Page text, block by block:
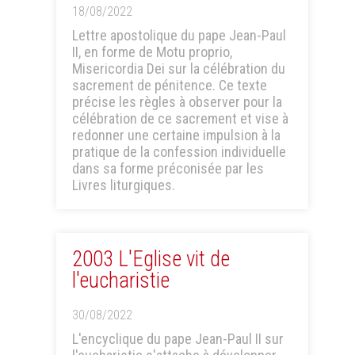
18/08/2022
Lettre apostolique du pape Jean-Paul
II, en forme de Motu proprio,
Misericordia Dei sur la célébration du
sacrement de pénitence. Ce texte
précise les règles à observer pour la
célébration de ce sacrement et vise à
redonner une certaine impulsion à la
pratique de la confession individuelle
dans sa forme préconisée par les
Livres liturgiques.
2003 L'Eglise vit de
l'eucharistie
30/08/2022
L'encyclique du pape Jean-Paul II sur